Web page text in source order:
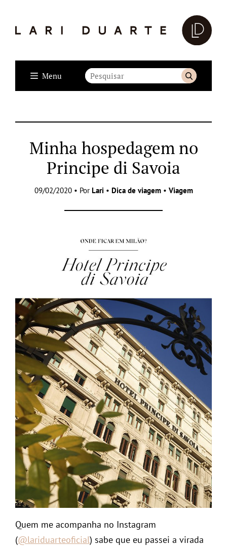
Menu
Minha hospedagem no
Principe di Savoia
09/02/2020 • Por Lari • Dica de viagem• Viagem
Quem me acompanha no Instagram
(@lariduarteoficial) sabe que eu passei a virada